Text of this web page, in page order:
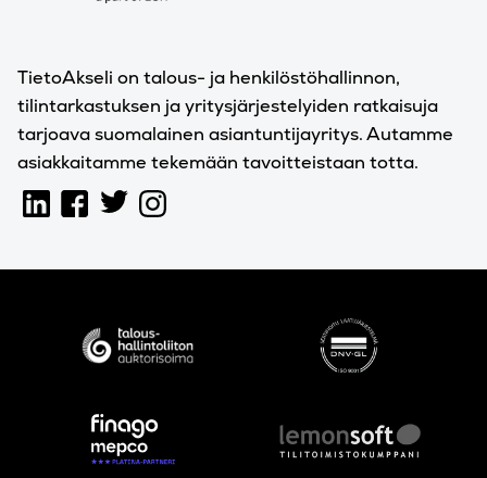
TietoAkseli on talous- ja henkilöstöhallinnon,
tilintarkastuksen ja yritysjärjestelyiden ratkaisuja
tarjoava suomalainen asiantuntijayritys. Autamme
asiakkaitamme tekemään tavoitteistaan totta.